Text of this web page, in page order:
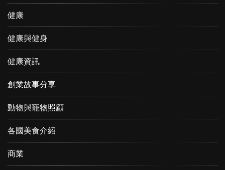
健康
健康與健身
健康資訊
創業故事分享
動物與寵物照顧
各國美食介紹
商業